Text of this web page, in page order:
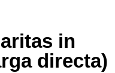
in
directa)